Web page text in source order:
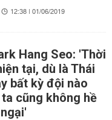
12:38 | 01/06/2019
Hang Seo: 'Thời
tại, dù là Thái
bất kỳ đội nào
cũng không hề